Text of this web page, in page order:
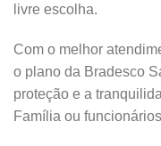
livre escolha.
Com o melhor
o plano da Bradesco
proteção e a
Família ou